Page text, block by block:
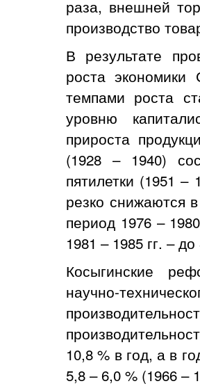
раза, внешней
производство
В результате
роста
темпами роста
уровню
прироста
(1928 – 1940)
пятилетки (1951
резко снижаются
период 1976 –
1981 – 1985 гг.
Косыгинские
научно-
10,8 % в год, а в
5,8 – 6,0 % (1966 –